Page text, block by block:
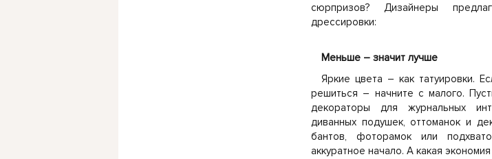
сюрпризов? Дизайнеры
дрессировки:
Меньше – значит лучше
Яркие цвета – как татуировки.
решиться – начните с малого.
декораторы для журнальных
диванных подушек, оттоманок и
бантов, фоторамок или
аккуратное начало. А какая